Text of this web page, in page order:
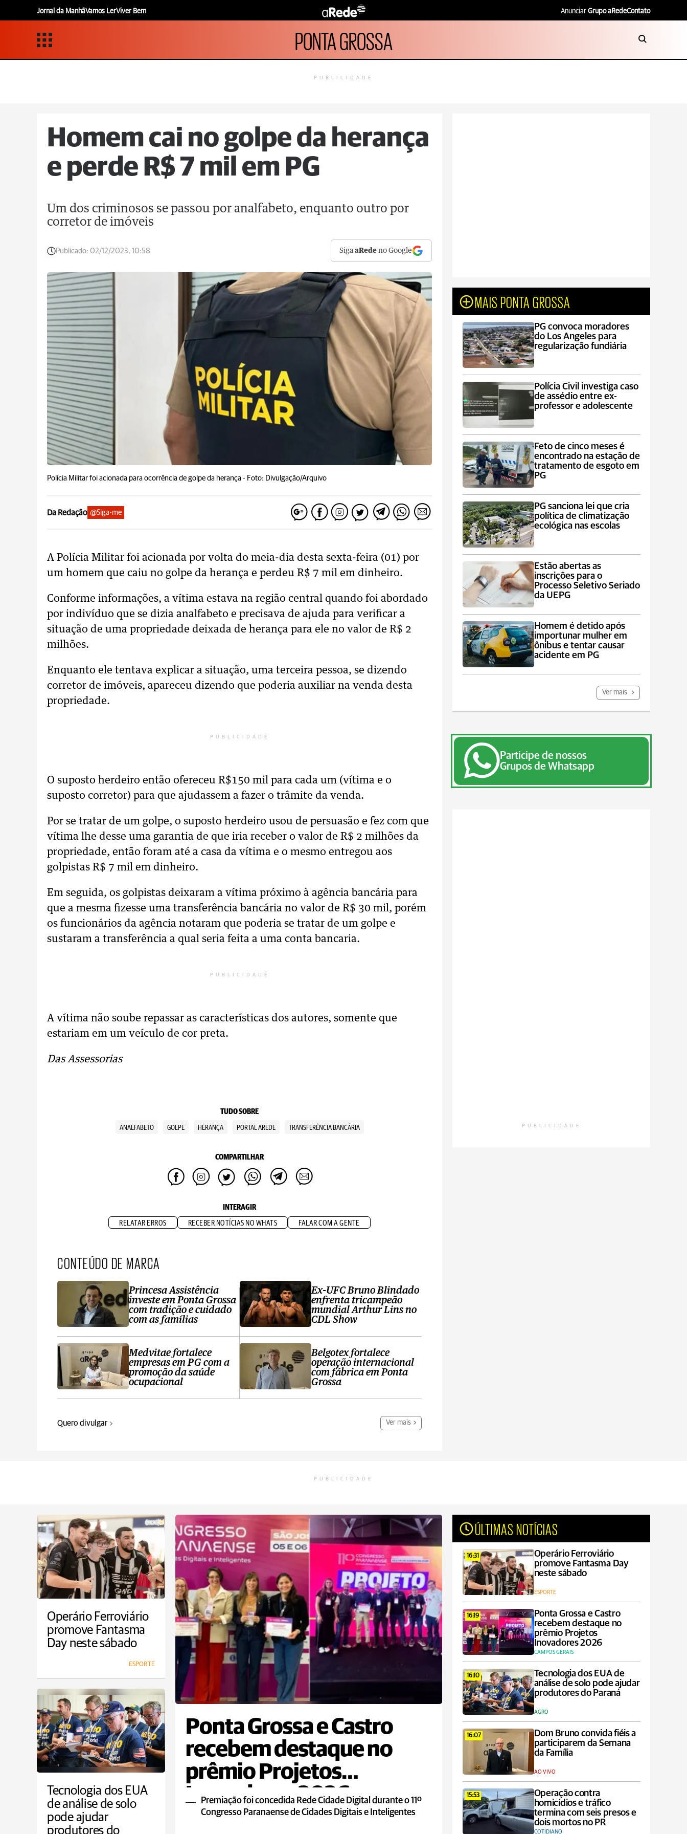
Jornal da ManhãVamos LerViver Bem Anunciar Grupo aRedeContato
PONTA GROSSA
PUBLICIDADE
Homem cai no golpe da herança
e perde R$ 7 mil em PG
Um dos criminosos se passou por analfabeto, enquanto outro por
corretor de imóveis
Publicado: 02/12/2023, 10:58 SigaaRede no Google
Polícia Militar foi acionada para ocorrência de golpe da herança - Foto: Divulgação/Arquivo
Da Redação @Siga-me
A Polícia Militar foi acionada por volta do meia-dia desta sexta-feira (01) por
um homem que caiu no golpe da herança e perdeu R$ 7 mil em dinheiro.
Conforme informações, a vítima estava na região central quando foi abordado
por indivíduo que se dizia analfabeto e precisava de ajuda para verificar a
situação de uma propriedade deixada de herança para ele no valor de R$ 2
milhões.
Enquanto ele tentava explicar a situação, uma terceira pessoa, se dizendo
corretor de imóveis, apareceu dizendo que poderia auxiliar na venda desta
propriedade.
PUBLICIDADE
O suposto herdeiro então ofereceu R$150 mil para cada um (vítima e o
suposto corretor) para que ajudassem a fazer o trâmite da venda.
Por se tratar de um golpe, o suposto herdeiro usou de persuasão e fez com que
vítima lhe desse uma garantia de que iria receber o valor de R$ 2 milhões da
propriedade, então foram até a casa da vítima e o mesmo entregou aos
golpistas R$ 7 mil em dinheiro.
Em seguida, os golpistas deixaram a vítima próximo à agência bancária para
que a mesma fizesse uma transferência bancária no valor de R$ 30 mil, porém
os funcionários da agência notaram que poderia se tratar de um golpe e
sustaram a transferência a qual seria feita a uma conta bancaria.
PUBLICIDADE
A vítima não soube repassar as características dos autores, somente que
estariam em um veículo de cor preta.
Das Assessorias
TUDO SOBRE
ANALFABETO GOLPE HERANÇA PORTAL AREDE TRANSFERÊNCIA BANCÁRIA
COMPARTILHAR
INTERAGIR
RELATAR ERROS RECEBER NOTÍCIAS NO WHATS FALAR COM A GENTE
CONTEÚDO DE MARCA
Princesa Assistência
investe em Ponta Grossa
com tradição e cuidado
com as famílias
Medvitae fortalece
empresas em PG com a
promoção da saúde
ocupacional
Ex-UFC Bruno Blindado
enfrenta tricampeão
mundial Arthur Lins no
CDL Show
Belgotex fortalece
operação internacional
com fábrica em Ponta
Grossa
Quero divulgar Ver mais
MAIS PONTA GROSSA
PG convoca moradores
do Los Angeles para
regularização fundiária
Polícia Civil investiga caso
de assédio entre ex-
professor e adolescente
Feto de cinco meses é
encontrado na estação de
tratamento de esgoto em
PG
PG sanciona lei que cria
política de climatização
ecológica nas escolas
Estão abertas as
inscrições para o
Processo Seletivo Seriado
da UEPG
Homem é detido após
importunar mulher em
ônibus e tentar causar
acidente em PG
Ver mais
Participe de nossos
Grupos de Whatsapp
PUBLICIDADE
PUBLICIDADE
Operário Ferroviário
promove Fantasma
Day neste sábado
ESPORTE
Ponta Grossa e Castro
recebem destaque no
prêmio Projetos
Inovadores 2026
Premiação foi concedida Rede Cidade Digital durante o 11º
Congresso Paranaense de Cidades Digitais e Inteligentes
ÚLTIMAS NOTÍCIAS
16:31
Operário Ferroviário
promove Fantasma Day
neste sábado
ESPORTE
16:19
Ponta Grossa e Castro
recebem destaque no
prêmio Projetos
Inovadores 2026
CAMPOS GERAIS
16:10
Tecnologia dos EUA de
análise de solo pode ajudar
produtores do Paraná
AGRO
16:07
Dom Bruno convida fiéis a
participarem da Semana
da Família
AO VIVO
15:53
Operação contra
homicídios e tráfico
termina com seis presos e
dois mortos no PR
COTIDIANO
Tecnologia dos EUA
de análise de solo
pode ajudar
produtores do